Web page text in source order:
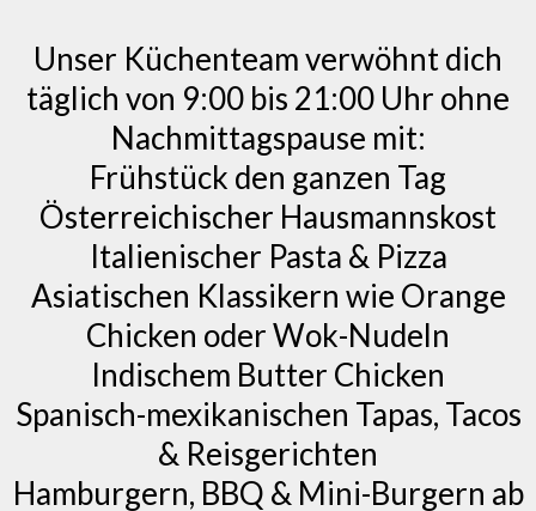
Unser Küchenteam verwöhnt dich
täglich von 9:00 bis 21:00 Uhr ohne
Nachmittagspause mit:
Frühstück den ganzen Tag
Österreichischer Hausmannskost
Italienischer Pasta & Pizza
Asiatischen Klassikern wie Orange
Chicken oder Wok-Nudeln
Indischem Butter Chicken
Spanisch-mexikanischen Tapas, Tacos
& Reisgerichten
Hamburgern, BBQ & Mini-Burgern ab